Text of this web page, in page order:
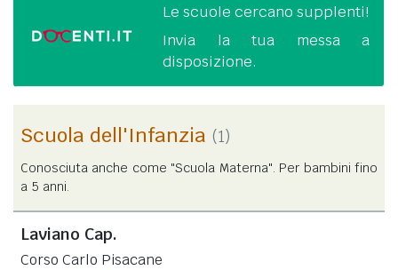
Le scuole cercano supplenti!
Invia la tua messa a
disposizione.
Scuola dell'Infanzia (1)
Conosciuta anche come "Scuola Materna". Per bambini fino
a 5 anni.
Laviano Cap.
Corso Carlo Pisacane